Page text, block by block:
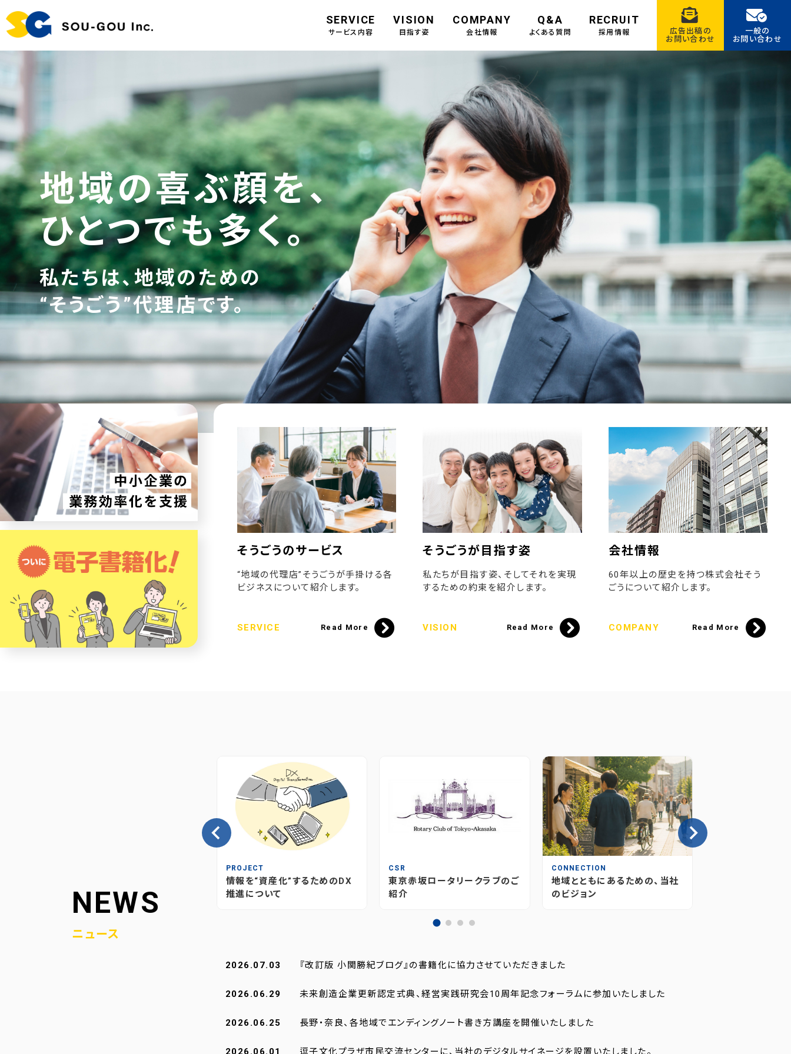
SERVICE
サービス内容
VISION
目指す姿
COMPANY
会社情報
Q&A
よくある質問
RECRUIT
採用情報
広告出稿の
お問い合わせ
一般の
お問い合わせ
地域の喜ぶ顔を、
ひとつでも多く。
私たちは、地域のための
“そうごう”代理店です。
そうごうのサービス
“地域の代理店”そうごうが手掛ける各
ビジネスについて紹介します。
SERVICE Read More
そうごうが目指す姿
私たちが目指す姿、そしてそれを実現
するための約束を紹介します。
VISION Read More
会社情報
60年以上の歴史を持つ株式会社そう
ごうについて紹介します。
COMPANY Read More
NEWS
ニュース
媒体のあり方とこれから
PROJECT
情報を“資産化”するためのDX
推進について
CSR
東京赤坂ロータリークラブのご
紹介
CONNECTION
地域とともにあるための、当社
のビジョン
2026.07.03 『改訂版 小関勝紀ブログ』の書籍化に協力させていただきました
2026.06.29 未来創造企業更新認定式典、経営実践研究会10周年記念フォーラムに参加いたしました
2026.06.25 長野・奈良、各地域でエンディングノート書き方講座を開催いたしました
2026.06.01 逗子文化プラザ市民交流センターに、当社のデジタルサイネージを設置いたしました。